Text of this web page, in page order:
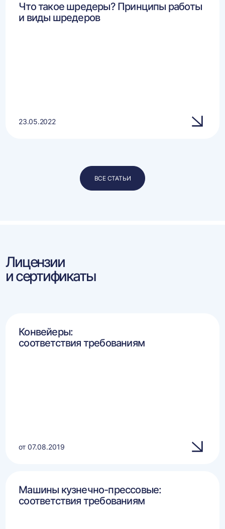
Что такое шредеры? Принципы работы
и виды шредеров
23.05.2022
ВСЕ СТАТЬИ
Лицензии
и сертификаты
Конвейеры:
соответствия требованиям
от 07.08.2019
Машины кузнечно-прессовые:
соответствия требованиям